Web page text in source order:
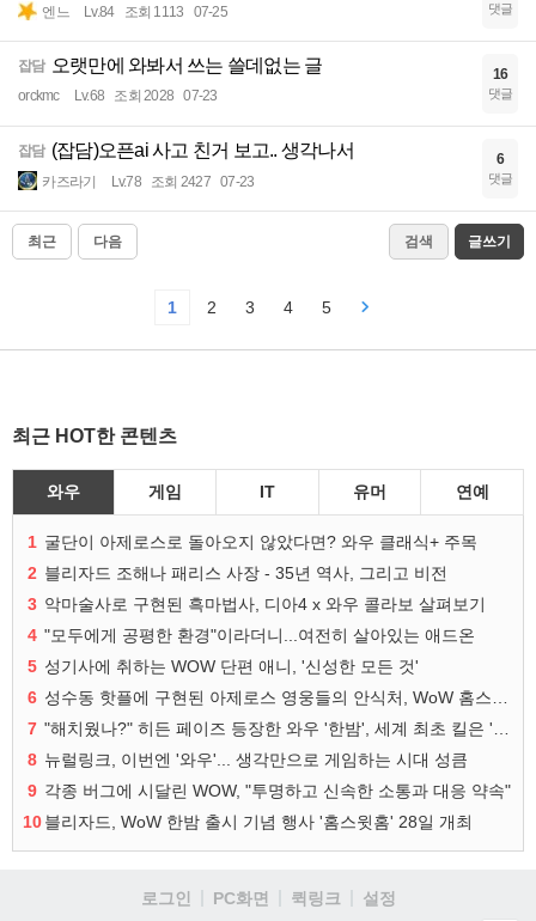
엔느 Lv.84 조회 1113 07-25 댓글
잡담 오랫만에 와봐서 쓰는 쓸데없는 글
orckmc Lv.68 조회 2028 07-23
16
댓글
잡담 (잡담)오픈ai 사고 친거 보고.. 생각나서
카즈라기 Lv.78 조회 2427 07-23
6
댓글
최근 다음 검색 글쓰기
1 2 3 4 5
최근 HOT한 콘텐츠
와우 게임 IT 유머 연예
1 굴단이 아제로스로 돌아오지 않았다면? 와우 클래식+ 주목
2 블리자드 조해나 패리스 사장 - 35년 역사, 그리고 비전
3 악마술사로 구현된 흑마법사, 디아4 x 와우 콜라보 살펴보기
4 "모두에게 공평한 환경"이라더니...여전히 살아있는 애드온
5 성기사에 취하는 WOW 단편 애니, '신성한 모든 것'
6
7
8 뉴럴링크, 이번엔 '와우'... 생각만으로 게임하는 시대 성큼
9 각종 버그에 시달린 WOW, "투명하고 신속한 소통과 대응 약속"
10블리자드, WoW 한밤 출시 기념 행사 '홈스윗홈' 28일 개최
로그인 PC화면 퀵링크
설정